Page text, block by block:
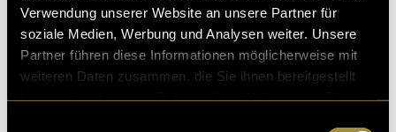
Verwendung unserer Website an unsere Partner für
soziale Medien, Werbung und Analysen weiter. Unsere
Partner führen diese Informationen möglicherweise mit
weiteren Daten zusammen, die Sie ihnen bereitgestellt